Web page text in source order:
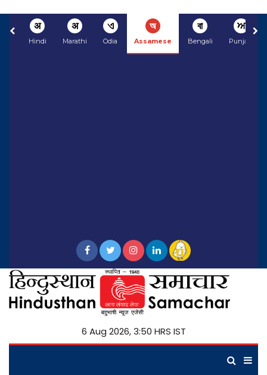
अ
Hindi
अ
Marathi
ଏ
Odia
অ
Assamese
বা
Bengali
ਅ
Punjabi
6 Aug 2026, 3:50 HRS IST